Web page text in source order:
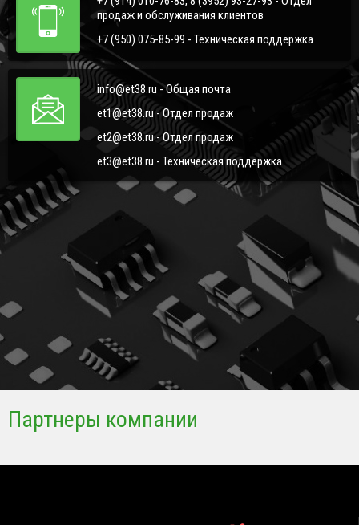
продаж и обслуживания клиентов
+7 (950) 075-85-99 - Техническая поддержка
info@et38.ru - Общая почта
et1@et38.ru - Отдел продаж
et2@et38.ru - Отдел продаж
et3@et38.ru - Техническая поддержка
Партнеры компании